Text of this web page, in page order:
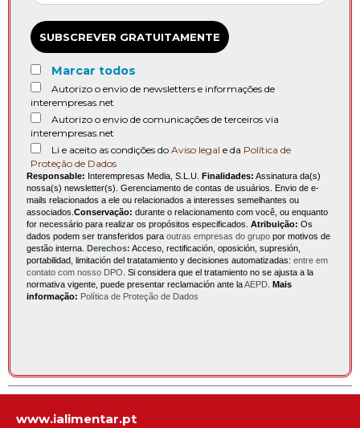
SUBSCREVER GRATUITAMENTE
Marcar todos
Autorizo o envio de newsletters e informações de
interempresas.net
Autorizo o envio de comunicações de terceiros via
interempresas.net
Li e aceito as condições do Aviso legal e da Política de
Proteção de Dados
Responsable: Interempresas Media, S.L.U. Finalidades: Assinatura da(s)
nossa(s) newsletter(s). Gerenciamento de contas de usuários. Envio de e-
mails relacionados a ele ou relacionados a interesses semelhantes ou
associados. Conservação: durante o relacionamento com você, ou enquanto
for necessário para realizar os propósitos especificados. Atribuição: Os
dados podem ser transferidos para outras empresas do grupo por motivos de
gestão interna. Derechos: Acceso, rectificación, oposición, supresión,
portabilidad, limitación del tratatamiento y decisiones automatizadas: entre em
contato com nosso DPO . Si considera que el tratamiento no se ajusta a la
normativa vigente, puede presentar reclamación ante laAEPD Mais
informação: Política de Proteção de Dados
www.ialimentar.pt